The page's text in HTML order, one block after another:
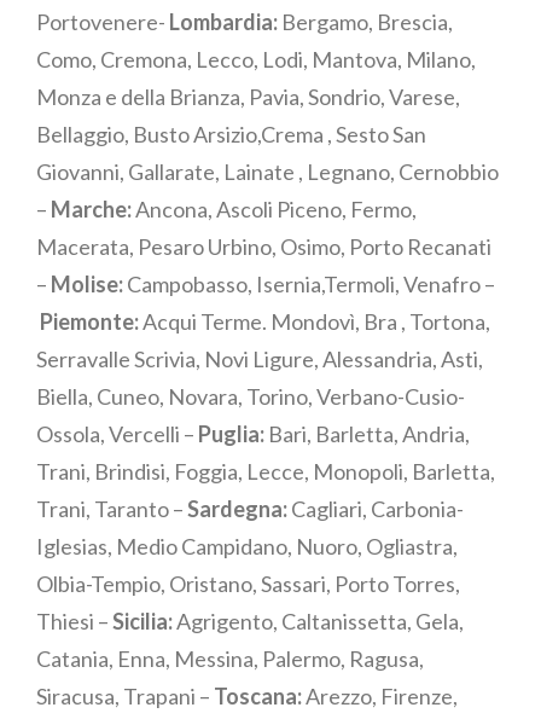
Portovenere- Lombardia: Bergamo, Brescia,
Como, Cremona, Lecco, Lodi, Mantova, Milano,
Monza e della Brianza, Pavia, Sondrio, Varese,
Bellaggio, Busto Arsizio,Crema , Sesto San
Giovanni, Gallarate, Lainate , Legnano, Cernobbio
– Marche:Ancona, Ascoli Piceno, Fermo,
Macerata, Pesaro Urbino, Osimo, Porto Recanati
– Molise:Campobasso, Isernia,Termoli, Venafro –
Piemonte:Acqui Terme. Mondovì, Bra , Tortona,
Serravalle Scrivia, Novi Ligure, Alessandria, Asti,
Biella, Cuneo, Novara, Torino, Verbano-Cusio-
Ossola, Vercelli – Puglia: Bari, Barletta, Andria,
Trani, Brindisi, Foggia, Lecce, Monopoli, Barletta,
Trani, Taranto –Sardegna:Cagliari, Carbonia-
Iglesias, Medio Campidano, Nuoro, Ogliastra,
Olbia-Tempio, Oristano, Sassari, Porto Torres,
Thiesi –Sicilia:Agrigento, Caltanissetta, Gela,
Catania, Enna, Messina, Palermo, Ragusa,
Siracusa, Trapani – Toscana:Arezzo, Firenze,